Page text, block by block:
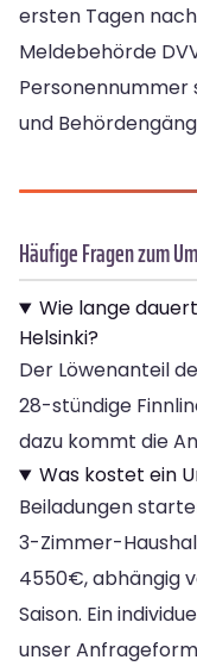
ersten Tagen
Meldebehörde
Personennummer
und
Häufige Fragen zum
Wie lange
Helsinki?
Der Löwenanteil
28-stündige
dazu kommt die
Was kostet ein
Beiladungen
3-Zimmer-
4550€, abhängig
Saison. Ein
unser